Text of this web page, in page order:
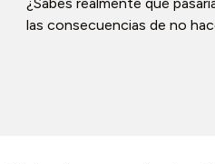
las consecuencias de no